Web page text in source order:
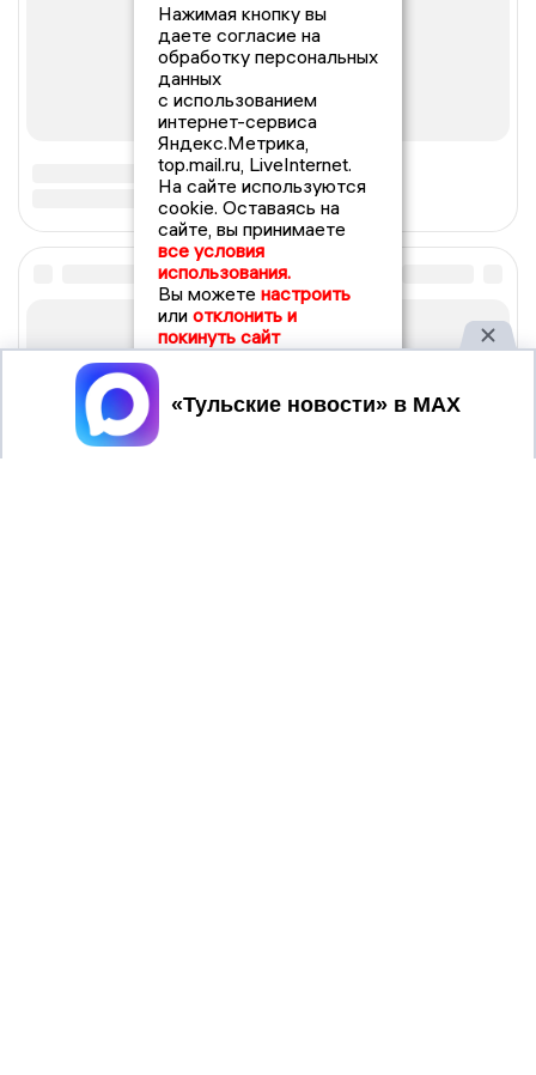
Нажимая кнопку вы
даете согласие на
обработку персональных
данных
с использованием
интернет-сервиса
Яндекс.Метрика,
top.mail.ru, LiveInternet.
На сайте используются
cookie. Оставаясь на
сайте, вы принимаете
все условия
использования.
Вы можете настроить
или отклонить и
покинуть сайт
Принять